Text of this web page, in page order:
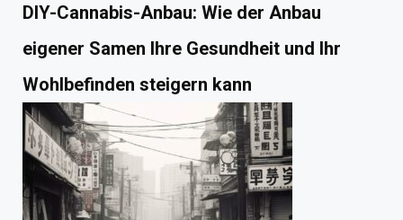
DIY-Cannabis-Anbau: Wie der Anbau
eigener Samen Ihre Gesundheit und Ihr
Wohlbefinden steigern kann